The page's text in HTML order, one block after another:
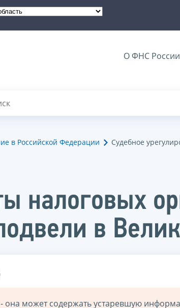
О ФНС России
в Российской Федерации Судебное
налоговых
в
она может содержать устаревшую